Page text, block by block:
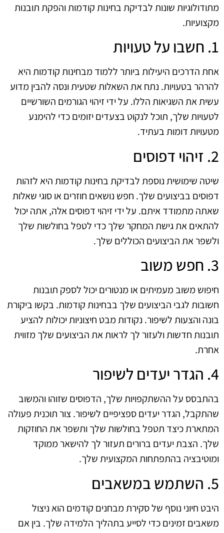
מתודולוגיות שונות לבדיקת בחינות קודמות והפקת תובנות
מקצועיות.
1. חשבו על טעויות
אחת הדרכים היעילות ביותר ללמוד מבחינות קודמות היא
להרהר בטעויות. נתח את השאלות שטעית ונסה להבין מדוע
עשית את השגיאות הללו. על ידי זיהוי הגורמים השורשיים
לטעויות שלך, תוכל לנקוט בצעדים יזומים כדי להימנע
מטעויות דומות בעתיד.
2. זיהוי דפוסים
שיטה שימושית נוספת לבדיקת בחינות קודמות היא לזהות
דפוסים בביצועים שלך. חפש נושאים חוזרים או סוגי שאלות
שאתה מתמודד איתם. על ידי זיהוי דפוסים אלה, אתה יכול
להתאים את גישת המחקר שלך כדי לטפל בחולשות שלך
ולשפר את הביצועים הכוללים שלך.
3. חפש משוב
חיפוש משוב מעמיתים או מנטורים יכול לספק תובנות
חשובות לגבי הביצועים שלך בבחינות קודמות. בקשו ביקורת
בונה והצעות לשיפור. נקודות מבט חיצוניות יכולות להציע
תובנות חדשות ולעזור לך לראות את הביצועים שלך מזווית
אחרת.
4. הגדר יעדים לשיפור
בהתבסס על ההשתקפויות שלך, הדפוסים שזוהו והמשוב
שהתקבל, הגדר יעדים ספציפיים לשיפור. צור תוכנית פעולה
המתארת כיצד תטפל בחולשות שלך ותשפר את החוזקות
שלך. הצבת יעדים ברורים תעזור לך להישאר ממוקד
ומוטיבציה בהתפתחות המקצועית שלך.
5. השתמש במשאבים
היבט חיוני נוסף של סקירת מבחנים קודמים הוא ניצול
משאבים זמינים כדי לסייע בתהליך הלמידה שלך. בין אם